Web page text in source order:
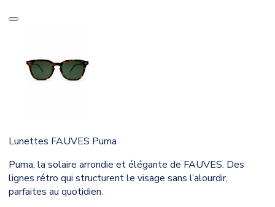
Lunettes FAUVES Puma
Puma, la solaire arrondie et élégante de FAUVES. Des
lignes rétro qui structurent le visage sans l’alourdir,
parfaites au quotidien.